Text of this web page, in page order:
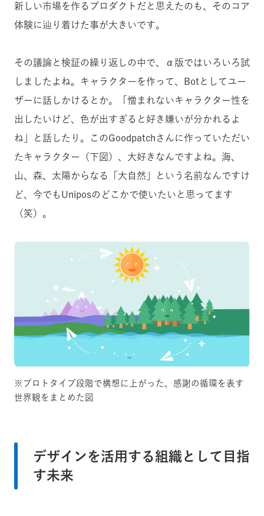
新しい市場を作るプロダクトだと思えたのも、そのコア
体験に辿り着けた事が大きいです。
その議論と検証の繰り返しの中で、α版ではいろいろ試
しましたよね。キャラクターを作って、Botとしてユー
ザーに話しかけるとか。「憎まれないキャラクター性を
出したいけど、色が出すぎると好き嫌いが分かれるよ
ね」と話したり。このGoodpatchさんに作っていただい
たキャラクター（下図）、大好きなんですよね。海、
山、森、太陽からなる「大自然」という名前なんですけ
ど、今でもUniposのどこかで使いたいと思ってます
（笑）。
※プロトタイプ段階で構想に上がった、感謝の循環を表す
世界観をまとめた図
デザインを活用する組織として目指
す未来